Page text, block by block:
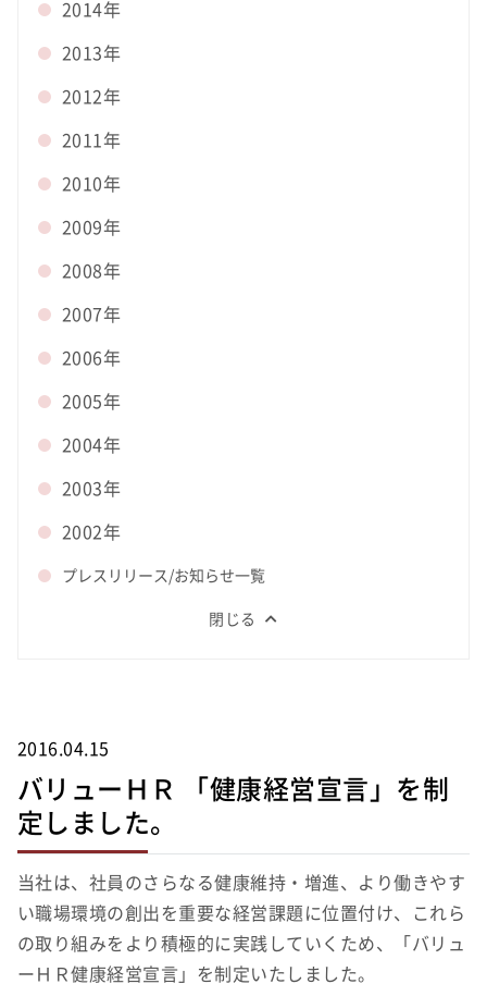
2016.04.15
バリューＨＲ 「健康経営宣言」を制
定しました。
当社は、社員のさらなる健康維持・増進、より働きやす
い職場環境の創出を重要な経営課題に位置付け、これら
の取り組みをより積極的に実践していくため、「バリュ
ーＨＲ健康経営宣言」を制定いたしました。
2014年
2013年
2012年
2011年
2010年
2009年
2008年
2007年
2006年
2005年
2004年
2003年
2002年
プレスリリース/お知らせ一覧
閉じる